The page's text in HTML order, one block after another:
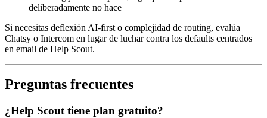
deliberadamente no hace
Si necesitas deflexión AI-first o complejidad de routing, evalúa
Chatsy o Intercom en lugar de luchar contra los defaults centrados
en email de Help Scout.
Preguntas frecuentes
¿Help Scout tiene plan gratuito?